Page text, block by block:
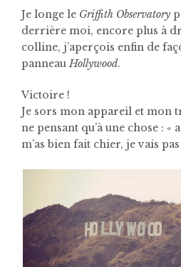
Je longe le Griffith Observatory
derrière moi, encore plus à
colline, j’aperçois enfin de
panneauHollywood.
Victoire !
Je sors mon appareil et mon
ne pensant qu’à une chose :
m’as bien fait chier, je vais